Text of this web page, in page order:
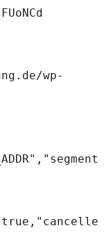
wp-